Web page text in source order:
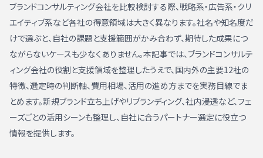
ブランドコンサルティング会社を比較検討する際、戦略系・広告系・クリ
エイティブ系など各社の得意領域は大きく異なります。社名や知名度だ
けで選ぶと、自社の課題と支援範囲がかみ合わず、期待した成果につ
ながらないケースも少なくありません。本記事では、ブランドコンサルテ
ィング会社の役割と支援領域を整理したうえで、国内外の主要12社の
特徴、選定時の判断軸、費用相場、活用の進め方までを実務目線でま
とめます。新規ブランド立ち上げやリブランディング、社内浸透など、フェ
ーズごとの活用シーンも整理し、自社に合うパートナー選定に役立つ
情報を提供します。